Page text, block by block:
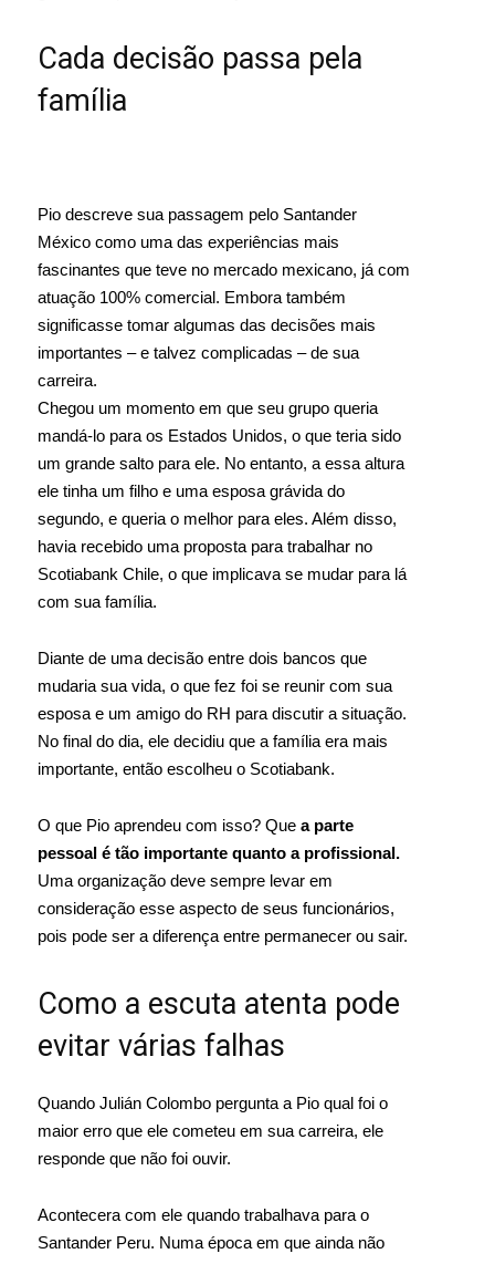
Cada decisão passa pela
família
Pio descreve sua passagem pelo Santander
México como uma das experiências mais
fascinantes que teve no mercado mexicano, já com
atuação 100% comercial. Embora também
significasse tomar algumas das decisões mais
importantes – e talvez complicadas – de sua
carreira.
Chegou um momento em que seu grupo queria
mandá-lo para os Estados Unidos, o que teria sido
um grande salto para ele. No entanto, a essa altura
ele tinha um filho e uma esposa grávida do
segundo, e queria o melhor para eles. Além disso,
havia recebido uma proposta para trabalhar no
Scotiabank Chile, o que implicava se mudar para lá
com sua família.
Diante de uma decisão entre dois bancos que
mudaria sua vida, o que fez foi se reunir com sua
esposa e um amigo do RH para discutir a situação.
No final do dia, ele decidiu que a família era mais
importante, então escolheu o Scotiabank.
O que Pio aprendeu com isso? Que a parte
pessoal é tão importante quanto a profissional.
Uma organização deve sempre levar em
consideração esse aspecto de seus funcionários,
pois pode ser a diferença entre permanecer ou sair.
Como a escuta atenta pode
evitar várias falhas
Quando Julián Colombo pergunta a Pio qual foi o
maior erro que ele cometeu em sua carreira, ele
responde que não foi ouvir.
Acontecera com ele quando trabalhava para o
Santander Peru. Numa época em que ainda não